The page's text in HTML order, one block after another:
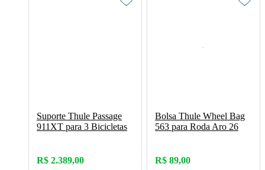
Suporte Thule Passage
911XT para 3 Bicicletas
R$ 2.389,00
Bolsa Thule Wheel Bag
563 para Roda Aro 26
R$ 89,00